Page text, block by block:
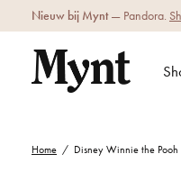
Nieuw bij Mynt— Pandora.
Home / Disney Winnie the